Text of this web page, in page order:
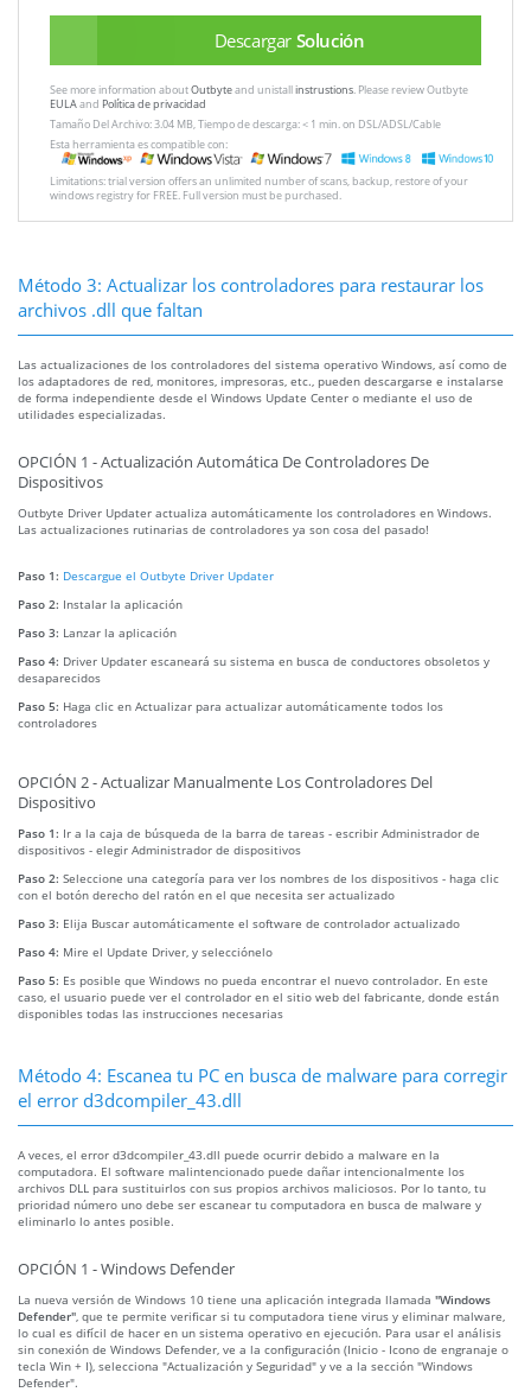
Descargar Solución
See more information aboutOutbyteand unistallinstrustions. Please review Outbyte
EULAand Política de privacidad
Tamaño Del Archivo: 3.04 MB, Tiempo de descarga: < 1 min. on DSL/ADSL/Cable
Esta herramienta es compatible con:
Limitations: trial version offers an unlimited number of scans, backup, restore of your
windows registry for FREE. Full version must be purchased.
Método 3: Actualizar los controladores para restaurar los
archivos .dll que faltan
Las actualizaciones de los controladores del sistema operativo Windows, así como de
los adaptadores de red, monitores, impresoras, etc., pueden descargarse e instalarse
de forma independiente desde el Windows Update Center o mediante el uso de
utilidades especializadas.
OPCIÓN 1 - Actualización Automática De Controladores De
Dispositivos
Outbyte Driver Updater actualiza automáticamente los controladores en Windows.
Las actualizaciones rutinarias de controladores ya son cosa del pasado!
Paso 1: Descargue el Outbyte Driver Updater
Paso 2: Instalar la aplicación
Paso 3: Lanzar la aplicación
Paso 4: Driver Updater escaneará su sistema en busca de conductores obsoletos y
desaparecidos
Paso 5: Haga clic en Actualizar para actualizar automáticamente todos los
controladores
OPCIÓN 2 - Actualizar Manualmente Los Controladores Del
Dispositivo
Paso 1: Ir a la caja de búsqueda de la barra de tareas - escribir Administrador de
dispositivos - elegir Administrador de dispositivos
Paso 2: Seleccione una categoría para ver los nombres de los dispositivos - haga clic
con el botón derecho del ratón en el que necesita ser actualizado
Paso 3: Elija Buscar automáticamente el software de controlador actualizado
Paso 4: Mire el Update Driver, y selecciónelo
Paso 5: Es posible que Windows no pueda encontrar el nuevo controlador. En este
caso, el usuario puede ver el controlador en el sitio web del fabricante, donde están
disponibles todas las instrucciones necesarias
Método 4: Escanea tu PC en busca de malware para corregir
el error d3dcompiler_43.dll
A veces, el error d3dcompiler_43.dll puede ocurrir debido a malware en la
computadora. El software malintencionado puede dañar intencionalmente los
archivos DLL para sustituirlos con sus propios archivos maliciosos. Por lo tanto, tu
prioridad número uno debe ser escanear tu computadora en busca de malware y
eliminarlo lo antes posible.
OPCIÓN 1 - Windows Defender
La nueva versión de Windows 10 tiene una aplicación integrada llamada "Windows
Defender" , que te permite verificar si tu computadora tiene virus y eliminar malware,
lo cual es difícil de hacer en un sistema operativo en ejecución. Para usar el análisis
sin conexión de Windows Defender, ve a la configuración (Inicio - Icono de engranaje o
tecla Win + I), selecciona "Actualización y Seguridad" y ve a la sección "Windows
Defender".